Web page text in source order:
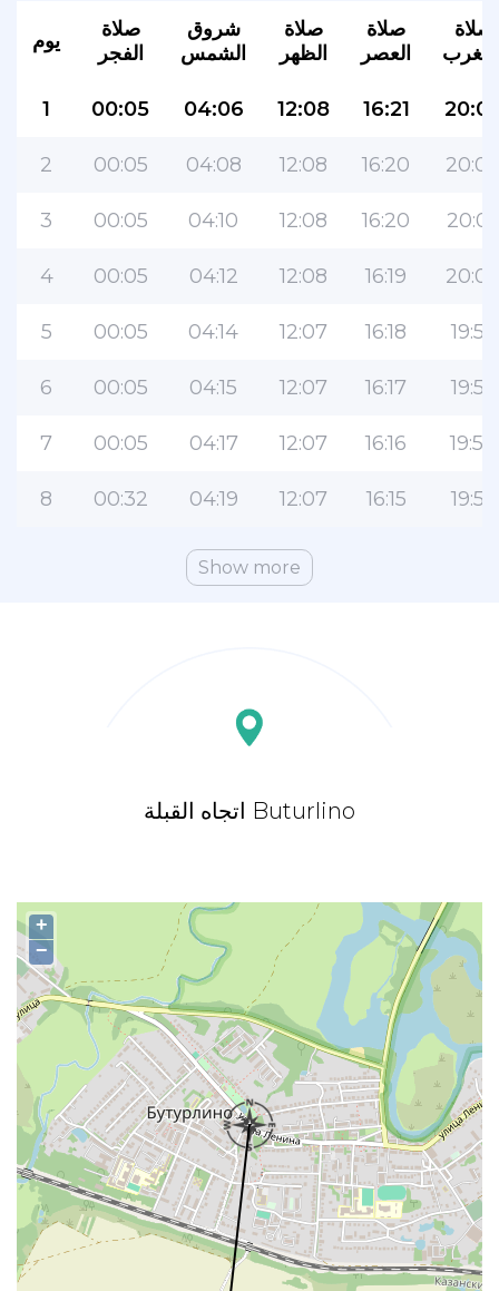
يوم
صلاة
الفجر
شروق
الشمس
صلاة
الظهر
صلاة
العصر
صلاة
1 00:05 04:06 12:08 16:21
2 00:05 04:08 12:08 16:20
3 00:05 04:10 12:08 16:20
4 00:05 04:12 12:08 16:19
5 00:05 04:14 12:07 16:18 19:58
6 00:05 04:15 12:07 16:17 19:56
7 00:05 04:17 12:07 16:16 19:54
8 00:32 04:19 12:07 16:15 19:52
Show more
اتجاه القبلة Buturlino
+
−